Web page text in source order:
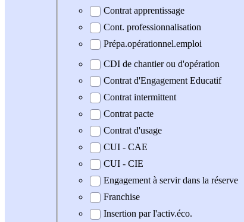
Contrat apprentissage
Cont. professionnalisation
Prépa.opérationnel.emploi
CDI de chantier ou d'opération
Contrat d'Engagement Educatif
Contrat intermittent
Contrat pacte
Contrat d'usage
CUI - CAE
CUI - CIE
Engagement à servir dans la réserve
Franchise
Insertion par l'activ.éco.